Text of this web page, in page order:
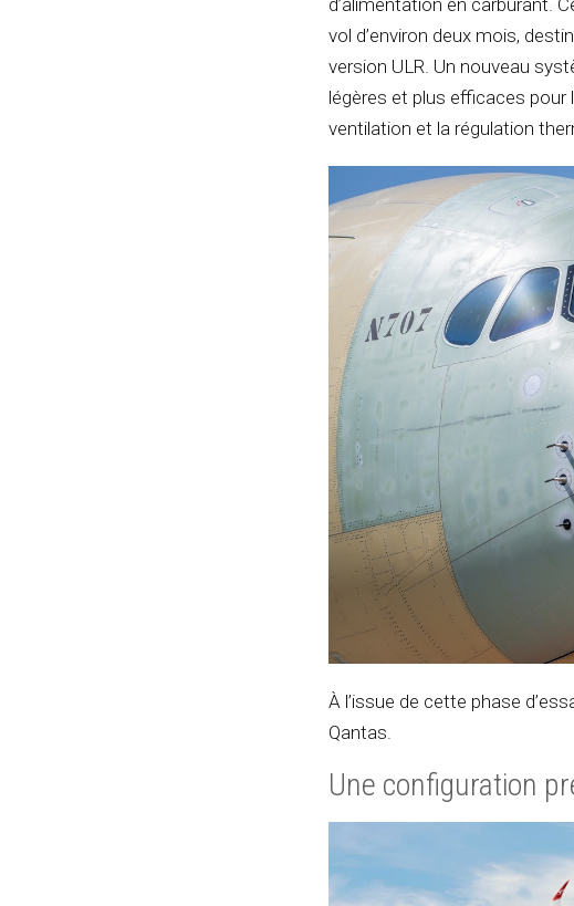
d’alimentation en carburant.
vol d’environ deux mois,
version ULR. Un nouveau
légères et plus efficaces
ventilation et la régulation
À l’issue de cette phase
Qantas.
Une configuration